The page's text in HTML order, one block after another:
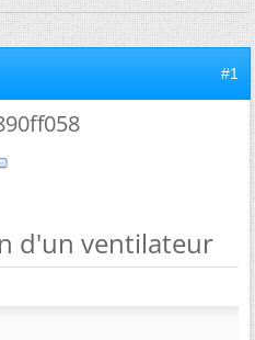
#1
d'un ventilateur